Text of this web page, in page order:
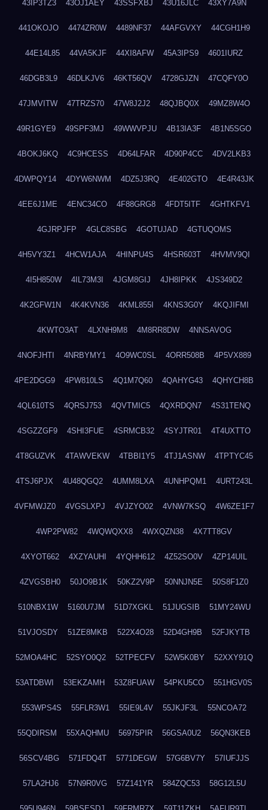
43IP3TZ3 43OJ1AEY 43SSFXBJ 43U16JLC 43XY7A9N
441OKOJO 4474ZR0W 4489NF37 44AFGVXY 44CGH1H9
44E14L85 44VA5KJF 44XI8AFW 45A3IPS9 4601IURZ
46DGB3L9 46DLKJV6 46KT56QV 4728GJZN 47CQFY0O
47JMVITW 47TRZS70 47W8J2J2 48QJBQ0X 49MZ8W4O
49R1GYE9 49SPF3MJ 49WWVPJU 4B13IA3F 4B1N5SGO
4BOKJ6KQ 4C9HCESS 4D64LFAR 4D90P4CC 4DV2LKB3
4DWPQY14 4DYW6NWM 4DZ5J3RQ 4E402GTO 4E4R43JK
4EE6J1ME 4ENC34CO 4F88GRG8 4FDT5ITF 4GHTKFV1
4GJRPJFP 4GLC8SBG 4GOTUJAD 4GTUQOMS
4H5VY3Z1 4HCW1AJA 4HINPU4S 4HSR603T 4HVMV9QI
4I5H850W 4IL73M3I 4JGM8GIJ 4JH8IPKK 4JS349D2
4K2GFW1N 4K4KVN36 4KML855I 4KNS3G0Y 4KQJIFMI
4KWTO3AT 4LXNH9M8 4M8RR8DW 4NNSAVOG
4NOFJHTI 4NRBYMY1 4O9WC0SL 4ORR508B 4P5VX889
4PE2DGG9 4PW810LS 4Q1M7Q60 4QAHYG43 4QHYCH8B
4QL610TS 4QRSJ753 4QVTMIC5 4QXRDQN7 4S31TENQ
4SGZZGF9 4SHI3FUE 4SRMCB32 4SYJTR01 4T4UXTTO
4T8GUZVK 4TAWVEKW 4TBBI1Y5 4TJ1ASNW 4TPTYC45
4TSJ6PJX 4U48QGQ2 4UMM8LXA 4UNHPQM1 4URT243L
4VFMWJZ0 4VGSLXPJ 4VJZYO02 4VNW7KSQ 4W6ZE1F7
4WP2PW82 4WQWQXX8 4WXQZN38 4X7TT8GV
4XYOT662 4XZYAUHI 4YQHH612 4Z52SO0V 4ZP14UIL
4ZVGSBH0 50JO9B1K 50KZ2V9P 50NNJN5E 50S8F1Z0
510NBX1W 5160U7JM 51D7XGKL 51JUGSIB 51MY24WU
51VJOSDY 51ZE8MKB 522X4O28 52D4GH9B 52FJKYTB
52MOA4HC 52SYO0Q2 52TPECFV 52W5K0BY 52XXY91Q
53ATDBWI 53EKZAMH 53Z8FUAW 54PKU5CO 551HGV0S
553WPS4S 55FLR3W1 55IE9L4V 55JKJF3L 55NCOA72
55QDIRSM 55XAQHMU 56975PIR 56GSA0U2 56QN3KEB
56SCV4BG 571FDQ4T 5771DEGW 57G6BV7Y 57IUFJJS
57LA2HJ6 57N9R0VG 57Z141YR 584ZQC53 58G12L5U